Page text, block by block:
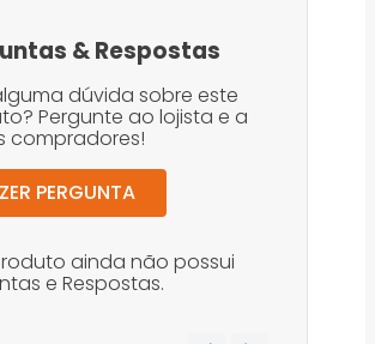
&Respostas
dúvida sobre este
Pergunte ao lojista e a
compradores!
PERGUNTA
ainda não possui
e Respostas.